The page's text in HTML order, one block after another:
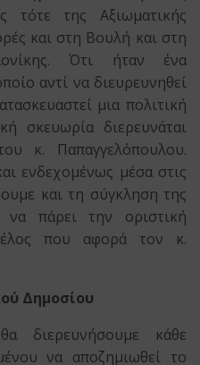
τότε της Αξιωματικής
και στη Βουλή και στη
Ότι ήταν ένα
αντί να διευρευνηθεί
μια πολιτική
σκευωρία διερευνάται
κ. Παπαγγελόπουλου.
ενδεχομένως μέσα στις
και τη σύγκληση της
να πάρει την οριστική
που αφορά τον κ.
Δημοσίου
διερευνήσουμε κάθε
να αποζημιωθεί το